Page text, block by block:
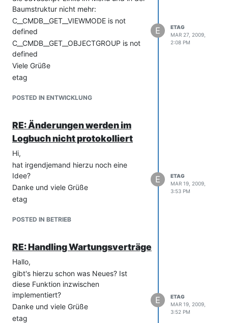
Baumstruktur nicht mehr:
C__CMDB__GET__VIEWMODE is not
defined
C__CMDB__GET__OBJECTGROUP is not
defined
Viele Grüße
etag
POSTED IN ENTWICKLUNG
E
ETAG
MAR 27, 2009,
2:08 PM
RE: Änderungen werden im
Logbuch nicht protokolliert
Hi,
hat irgendjemand hierzu noch eine
Idee?
Danke und viele Grüße
etag
POSTED IN BETRIEB
E
ETAG
MAR 19, 2009,
3:53 PM
RE: Handling Wartungsverträge
Hallo,
gibt's hierzu schon was Neues? Ist
diese Funktion inzwischen
implementiert?
Danke und viele Grüße
etag
E
ETAG
MAR 19, 2009,
3:52 PM